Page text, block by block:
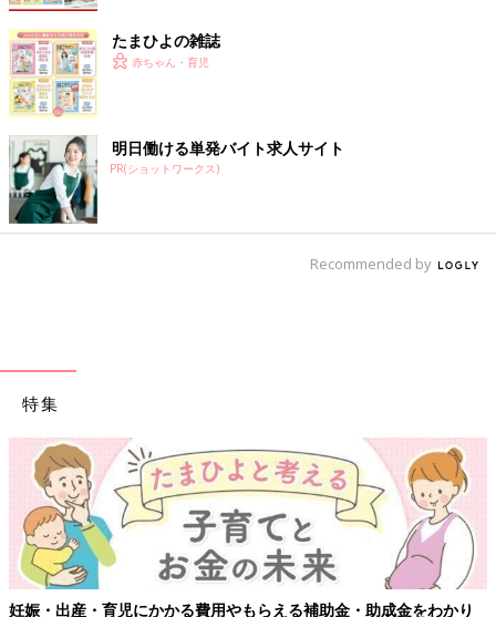
たまひよの雑誌
赤ちゃん・育児
明日働ける単発バイト求人サイト
PR(ショットワークス)
Recommended by
特集
妊娠・出産・育児にかかる費用やもらえる補助金・助成金をわかり